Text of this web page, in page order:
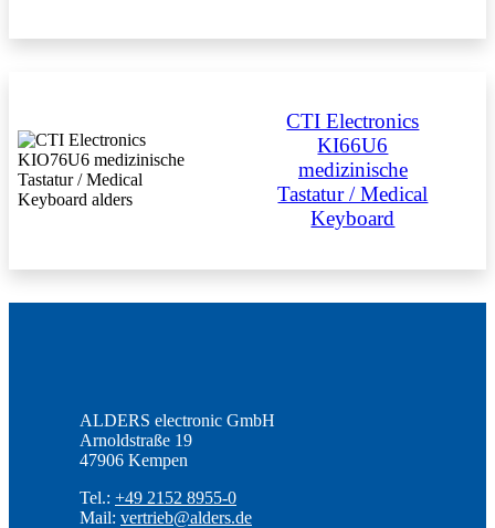
CTI Electronics
KI66U6
medizinische
Tastatur / Medical
Keyboard
ALDERS electronic GmbH
Arnoldstraße 19
47906 Kempen
Tel.: +49 2152 8955-0
Mail: vertrieb@alders.de